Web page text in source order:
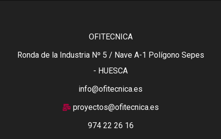
OFITECNICA
Ronda de la Industria Nº 5 / Nave A-1 Polígono Sepes
- HUESCA
info@ofitecnica.es
proyectos@ofitecnica.es
974 22 26 16